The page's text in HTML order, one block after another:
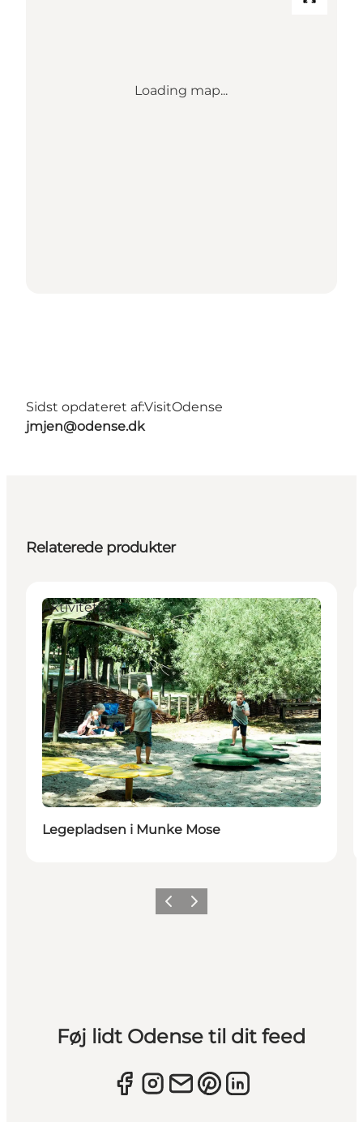
Loading map...
Sidst opdateret af:VisitOdense
jmjen@odense.dk
Relaterede produkter
Aktiviteter
Legepladsen i Munke Mose
ForrigeNæste
Føj lidt Odense til dit feed